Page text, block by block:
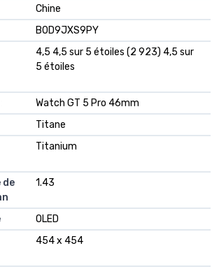
Chine
B0D9JXS9PY
4,5 4,5 sur 5 étoiles (2 923) 4,5 sur
5 étoiles
Watch GT 5 Pro 46mm
Titane
Titanium
de
1.43
OLED
454 x 454